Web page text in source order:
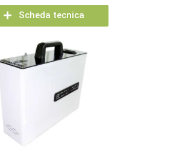
Scheda tecnica